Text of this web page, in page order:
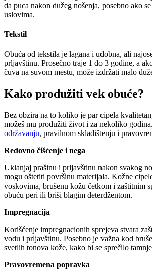
da puca nakon dužeg nošenja, posebno ako
uslovima.
Tekstil
Obuća od tekstila je lagana i udobna, ali
prljavštinu. Prosečno traje 1 do 3 godine, a
čuva na suvom mestu, može izdržati malo
Kako produžiti vek obuće?
Bez obzira na to koliko je par cipela
možeš mu produžiti život i za nekoliko
održavanju, pravilnom skladištenju i
Redovno čišćenje i nega
Uklanjaj prašinu i prljavštinu nakon svakog
mogu oštetiti površinu materijala. Kožne
voskovima, brušenu kožu četkom i zaštitnim
obuću peri ili briši blagim deterdžentom.
Impregnacija
Korišćenje impregnacionih sprejeva stvara
vodu i prljavštinu. Posebno je važna kod
svetlih tonova kože, kako bi se sprečilo
Pravovremena popravka